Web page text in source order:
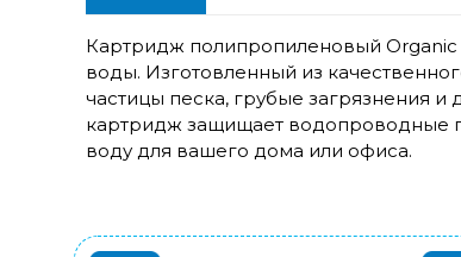
Картридж полипропиленовый
воды. Изготовленный из
частицы песка, грубые загрязнения
картридж защищает водопроводные
воду для вашего дома или офиса.